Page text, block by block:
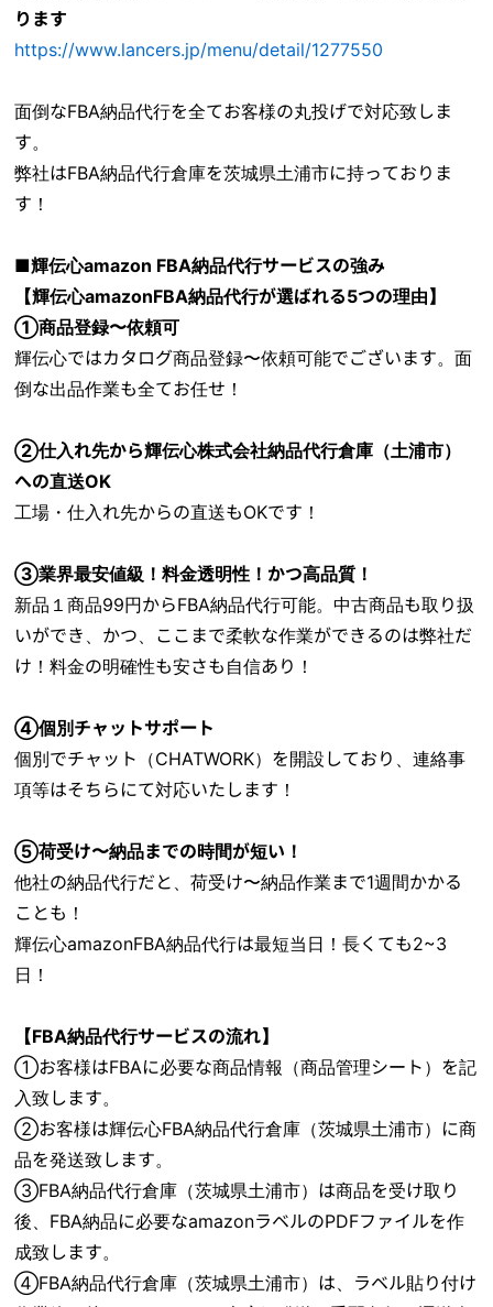
ります
https://www.lancers.jp/menu/detail/1277550
面倒なFBA納品代行を全てお客様の丸投げで対応致しま
す。
弊社はFBA納品代行倉庫を茨城県土浦市に持っておりま
す！
■輝伝心amazon FBA納品代行サービスの強み
【輝伝心amazonFBA納品代行が選ばれる5つの理由】
①商品登録〜依頼可
輝伝心ではカタログ商品登録〜依頼可能でございます。面
倒な出品作業も全てお任せ！
②仕入れ先から輝伝心株式会社納品代行倉庫（土浦市）
への直送OK
工場・仕入れ先からの直送もOKです！
③業界最安値級！料金透明性！かつ高品質！
新品１商品99円からFBA納品代行可能。中古商品も取り扱
いができ、かつ、ここまで柔軟な作業ができるのは弊社だ
け！料金の明確性も安さも自信あり！
④個別チャットサポート
個別でチャット（CHATWORK）を開設しており、連絡事
項等はそちらにて対応いたします！
⑤荷受け〜納品までの時間が短い！
他社の納品代行だと、荷受け〜納品作業まで1週間かかる
ことも！
輝伝心amazonFBA納品代行は最短当日！長くても2~3
日！
【FBA納品代行サービスの流れ】
①お客様はFBAに必要な商品情報（商品管理シート）を記
入致します。
②お客様は輝伝心FBA納品代行倉庫（茨城県土浦市）に商
品を発送致します。
③FBA納品代行倉庫（茨城県土浦市）は商品を受け取り
後、FBA納品に必要なamazonラベルのPDFファイルを作
成致します。
④FBA納品代行倉庫（茨城県土浦市）は、ラベル貼り付け